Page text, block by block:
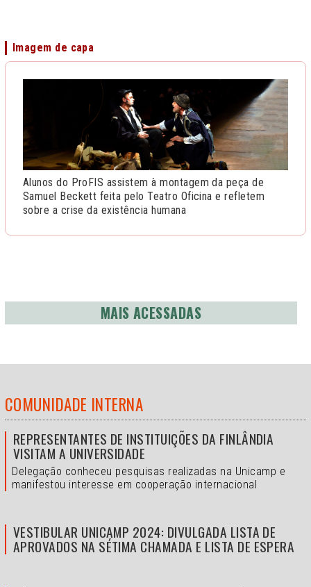
Imagem de capa
Alunos do ProFIS assistem à montagem da peça de
Samuel Beckett feita pelo Teatro Oficina e refletem
sobre a crise da existência humana
MAIS ACESSADAS
COMUNIDADE INTERNA
REPRESENTANTES DE INSTITUIÇÕES DA FINLÂNDIA
VISITAM A UNIVERSIDADE
Delegação conheceu pesquisas realizadas na Unicamp e
manifestou interesse em cooperação internacional
VESTIBULAR UNICAMP 2024: DIVULGADA LISTA DE
APROVADOS NA SÉTIMA CHAMADA E LISTA DE ESPERA